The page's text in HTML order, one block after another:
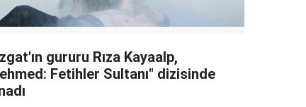
gururu Rıza Kayaalp,
Fetihler Sultanı" dizisinde